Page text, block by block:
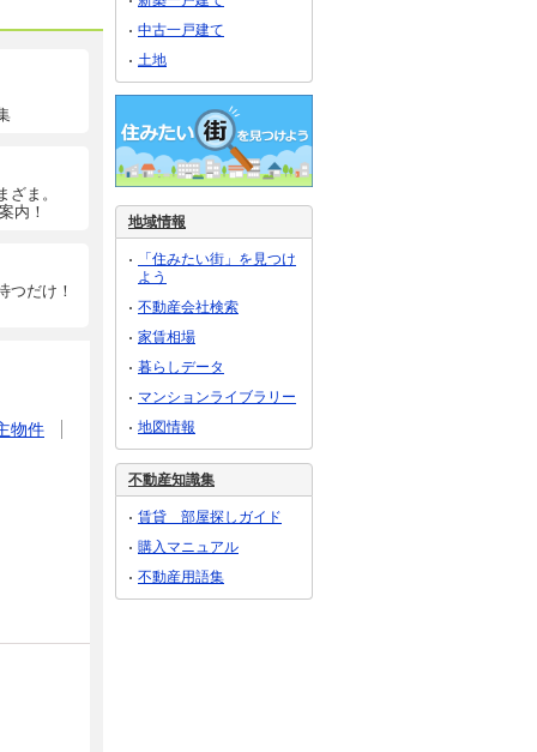
ま。
内！
つだけ！
物件
中古一戸建て
土地
地域情報
「住みたい街」を見つけ
よう
不動産会社検索
家賃相場
暮らしデータ
マンションライブラリー
地図情報
不動産知識集
賃貸 部屋探しガイド
購入マニュアル
不動産用語集